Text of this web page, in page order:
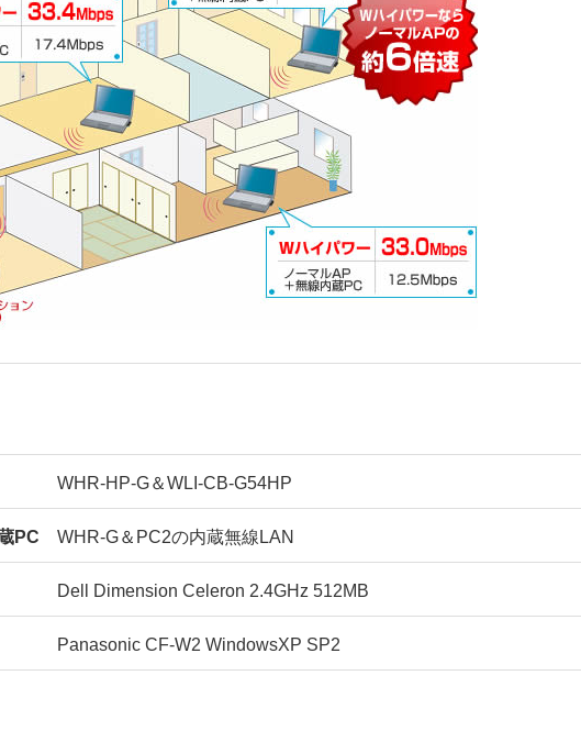
WHR-HP-G＆WLI-CB-G54HP
PC WHR-G＆PC2の内蔵無線LAN
Dell Dimension Celeron 2.4GHz 512MB
Panasonic CF-W2 WindowsXP SP2